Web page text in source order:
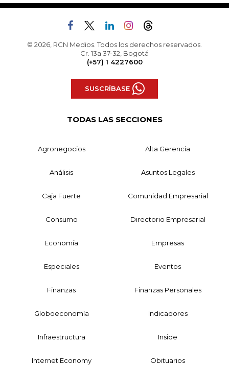
© 2026, RCN Medios. Todos los derechos reservados.
Cr. 13a 37-32, Bogotá
(+57) 1 4227600
SUSCRÍBASE
TODAS LAS SECCIONES
Agronegocios Alta Gerencia
Análisis Asuntos Legales
Caja Fuerte Comunidad Empresarial
Consumo Directorio Empresarial
Economía Empresas
Especiales Eventos
Finanzas Finanzas Personales
Globoeconomía Indicadores
Infraestructura Inside
Internet Economy Obituarios